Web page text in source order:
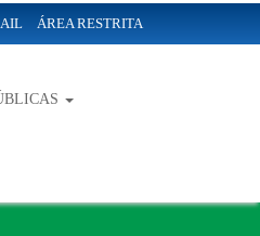
ÁREA RESTRITA